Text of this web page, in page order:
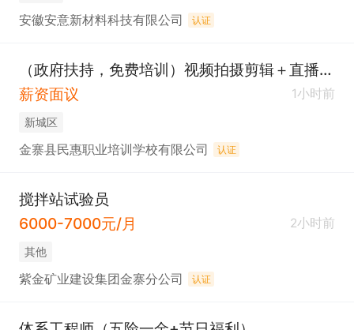
安徽安意新材料科技有限公司 认证
（政府扶持，免费培训）视频拍摄剪辑＋直播带货
薪资面议
1小时前
新城区
金寨县民惠职业培训学校有限公司 认证
搅拌站试验员
6000-7000元/月
2小时前
其他
紫金矿业建设集团金寨分公司 认证